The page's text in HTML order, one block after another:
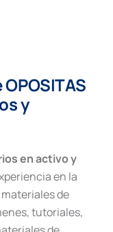
y
en activo y
en la
de
tutoriales,